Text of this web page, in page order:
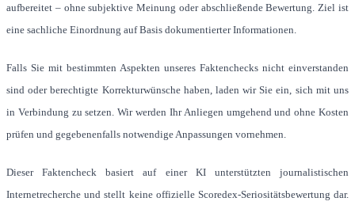
aufbereitet – ohne subjektive Meinung oder abschließende Bewertung. Ziel ist
eine sachliche Einordnung auf Basis dokumentierter Informationen.
Falls Sie mit bestimmten Aspekten unseres Faktenchecks nicht einverstanden
sind oder berechtigte Korrekturwünsche haben, laden wir Sie ein, sich mit uns
in Verbindung zu setzen. Wir werden Ihr Anliegen umgehend und ohne Kosten
prüfen und gegebenenfalls notwendige Anpassungen vornehmen.
Dieser Faktencheck basiert auf einer KI unterstützten journalistischen
Internetrecherche und stellt keine offizielle Scoredex-Seriositätsbewertung dar.